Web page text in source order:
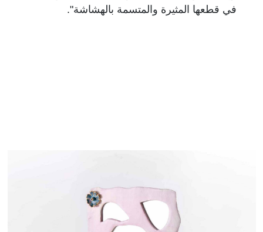
في قطعها المثيرة والمتسمة بالهشاشة".